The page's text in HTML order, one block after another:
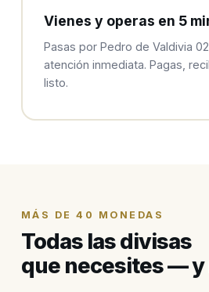
Vienes y operas en 5
Pasas por Pedro de Valdivia
atención inmediata. Pagas,
listo.
MÁS DE 40 MONEDAS
Todas las divisas
que necesites — y